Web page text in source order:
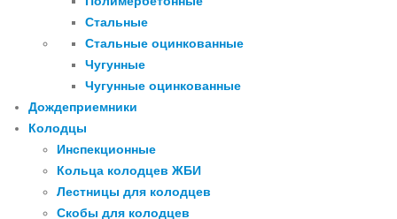
Стальные
Стальные оцинкованные
Чугунные
Чугунные оцинкованные
Дождеприемники
Колодцы
Инспекционные
Кольца колодцев ЖБИ
Лестницы для колодцев
Скобы для колодцев